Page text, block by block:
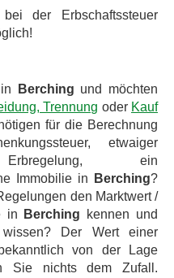
bei der Erbschaftssteuer
Berching und möchten
Trennung oder Kauf
für die Berechnung
etwaiger
Erbregelung, ein
Immobilie in
Berching?
den Marktwert /
in
Berching kennen und
Der Wert einer
von der Lage
Sie nichts dem Zufall.